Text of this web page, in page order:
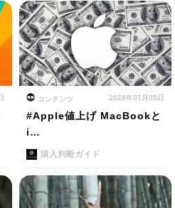
コンテンツ 2026年07月05日
#Apple値上げ MacBookと
i…
購入判断ガイド